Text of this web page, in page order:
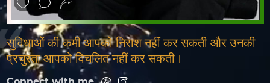
सुविधाओं की कमी आपको निराश नहीं कर सकती और उनकी
प्रचुरता आपको विचलित नहीं कर सकती।